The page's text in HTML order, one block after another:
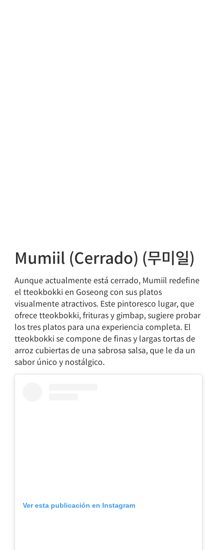
Mumiil (Cerrado) (무미일)
Aunque actualmente está cerrado, Mumiil redefine
el tteokbokki en Goseong con sus platos
visualmente atractivos. Este pintoresco lugar, que
ofrece tteokbokki, frituras y gimbap, sugiere probar
los tres platos para una experiencia completa. El
tteokbokki se compone de finas y largas tortas de
arroz cubiertas de una sabrosa salsa, que le da un
sabor único y nostálgico.
Ver esta publicación en Instagram